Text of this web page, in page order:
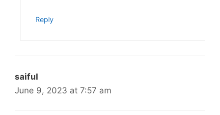
Reply
saiful
June 9, 2023 at 7:57 am